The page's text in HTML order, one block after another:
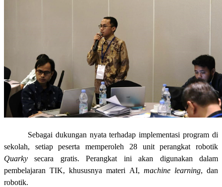
Sebagai dukungan nyata terhadap implementasi program di
sekolah, setiap peserta memperoleh 28 unit perangkat robotik
Quarky secara gratis. Perangkat ini akan digunakan dalam
pembelajaran TIK, khususnya materi AI, machine learning, dan
robotik.